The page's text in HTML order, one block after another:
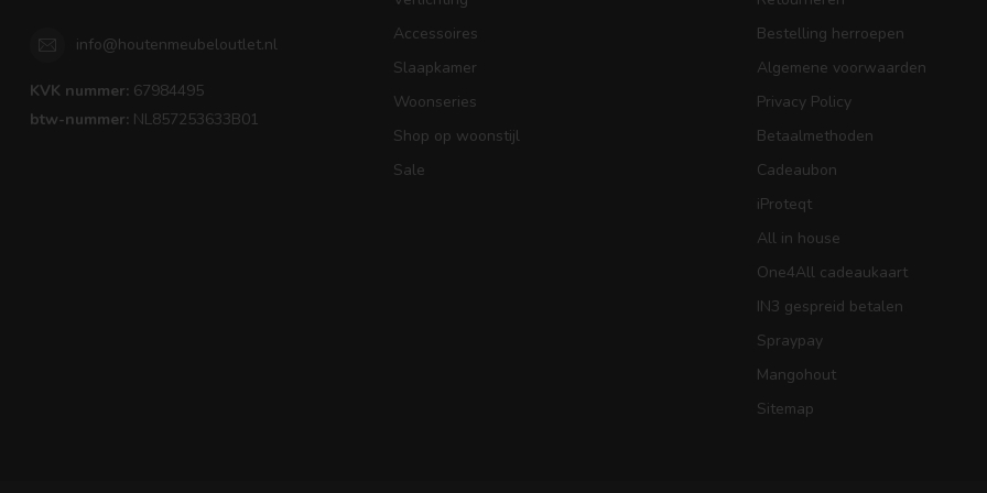
info@houtenmeubeloutlet.nl
KVK nummer: 67984495
btw-nummer: NL857253633B01
Accessoires
Slaapkamer
Woonseries
Shop op woonstijl
Sale
Bestelling herroepen
Algemene voorwaarden
Privacy Policy
Betaalmethoden
Cadeaubon
iProteqt
All in house
One4All cadeaukaart
IN3 gespreid betalen
Spraypay
Mangohout
Sitemap